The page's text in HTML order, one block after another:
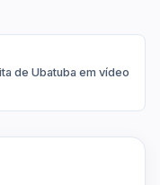
de Ubatuba em vídeo